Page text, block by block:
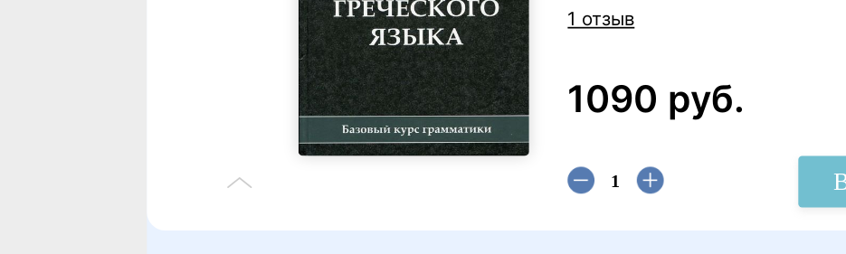
1 отзыв
1090 руб.